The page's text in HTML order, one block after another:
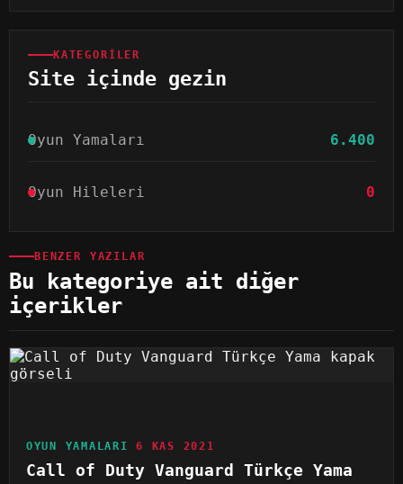
KATEGORILER
Site içinde gezin
Oyun Yamaları 6.400
Oyun Hileleri 0
BENZER YAZILAR
Bu kategoriye ait diğer
içerikler
OYUN YAMALARI 6 KAS 2021
Call of Duty Vanguard Türkçe Yama